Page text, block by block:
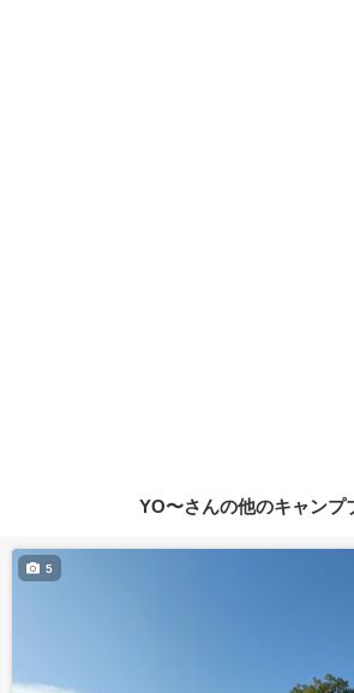
YO〜さんの他のキャンプ
5